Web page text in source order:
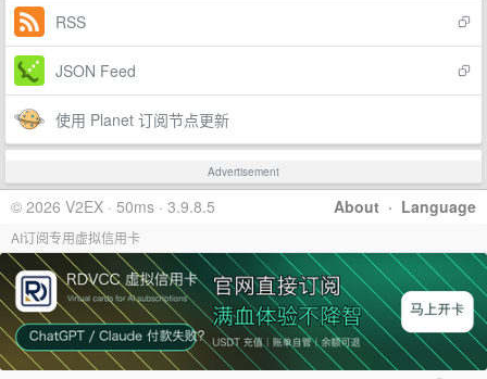
RSS
JSON Feed
使用 Planet 订阅节点更新
Advertisement
About · Language
© 2026 V2EX · 50ms · 3.9.8.5
AI订阅专用虚拟信用卡